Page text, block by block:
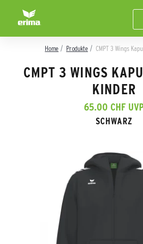
Home Produkte CMPT 3 Wings
CMPT 3 WINGS
KINDER
65.00 CHF
SCHWARZ